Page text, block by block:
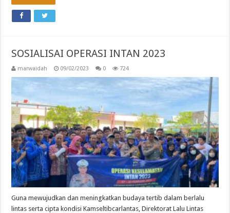
SOSIALISAI OPERASI INTAN 2023
marwaidah 09/02/2023 0 724
Guna mewujudkan dan meningkatkan budaya tertib dalam berlalu
lintas serta cipta kondisi Kamseltibcarlantas, Direktorat Lalu Lintas